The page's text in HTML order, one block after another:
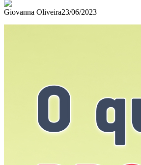
Giovanna Oliveira23/06/2023